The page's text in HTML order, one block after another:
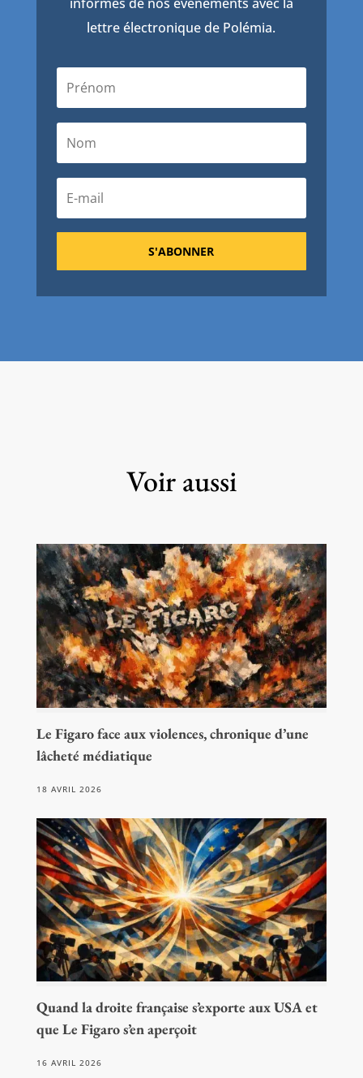
lettre électronique de Polémia.
S'ABONNER
Voir aussi
Le Figaro face aux violences, chronique d’une
lâcheté médiatique
18 AVRIL 2026
Quand la droite française s’exporte aux USA et
que Le Figaro s’en aperçoit
16 AVRIL 2026